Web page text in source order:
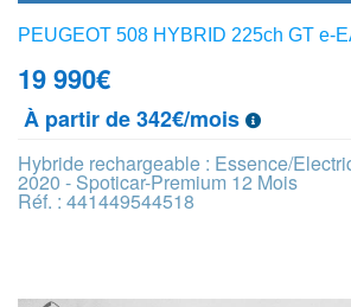
PEUGEOT 508 HYBRID 225ch GT e-
19 990€
À partir de 342€/mois
Hybride rechargeable : Essence/
2020 - Spoticar-Premium 12 Mois
Réf. : 441449544518